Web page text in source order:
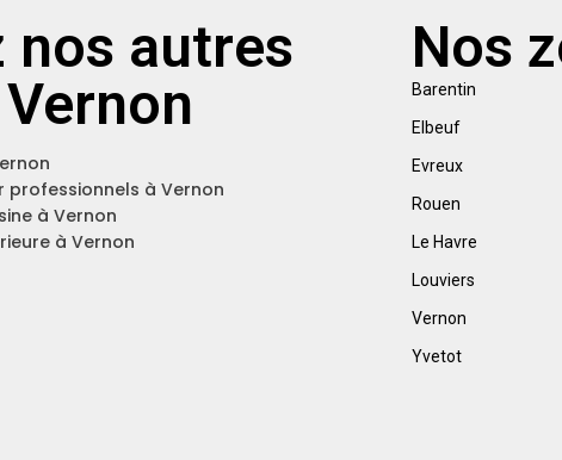
nos autres
professionnels à Vernon
à Vernon
à Vernon
Nos
Barentin
Elbeuf
Evreux
Rouen
Le Havre
Louviers
Vernon
Yvetot